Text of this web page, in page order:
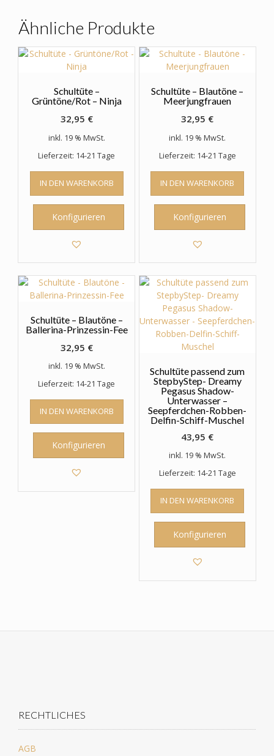
Optionen
können
auf
der
Produktseite
gewählt
werden
Ähnliche Produkte
Schultüte –
Grüntöne/Rot – Ninja
32,95 €
inkl. 19 % MwSt.
Lieferzeit: 14-21 Tage
IN DEN WARENKORB
Konfigurieren
Schultüte – Blautöne –
Meerjungfrauen
32,95 €
inkl. 19 % MwSt.
Lieferzeit: 14-21 Tage
IN DEN WARENKORB
Konfigurieren
Schultüte – Blautöne –
Ballerina-Prinzessin-Fee
32,95 €
inkl. 19 % MwSt.
Lieferzeit: 14-21 Tage
IN DEN WARENKORB
Konfigurieren
Schultüte passend zum
StepbyStep- Dreamy
Pegasus Shadow-
Unterwasser –
Seepferdchen-Robben-
Delfin-Schiff-Muschel
43,95 €
inkl. 19 % MwSt.
Lieferzeit: 14-21 Tage
IN DEN WARENKORB
Konfigurieren
RECHTLICHES
AGB